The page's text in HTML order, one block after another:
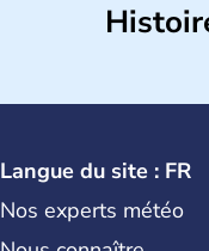
conquête
intense.
Langue du site : FR
Nos experts météo